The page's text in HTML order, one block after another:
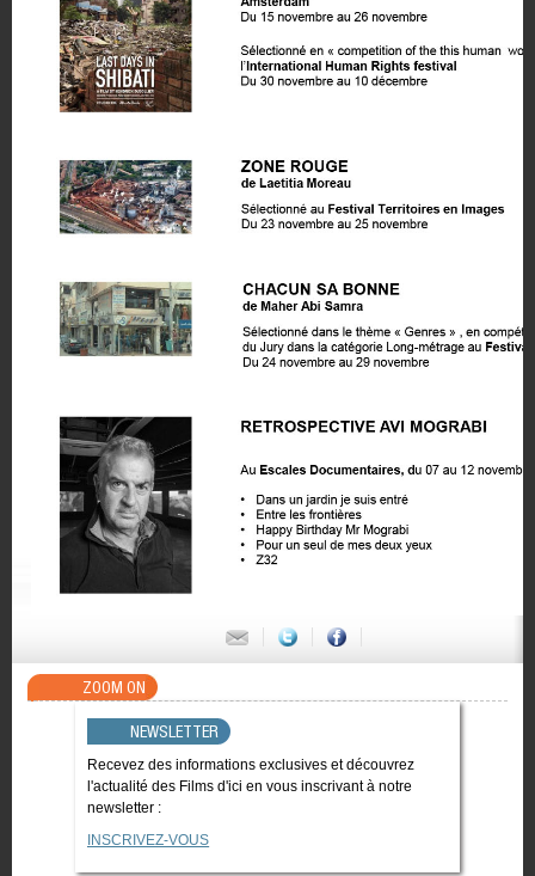
ZOOM ON
NEWSLETTER
Recevez des informations exclusives et découvrez
l'actualité des Films d'ici en vous inscrivant à notre
newsletter :
INSCRIVEZ-VOUS